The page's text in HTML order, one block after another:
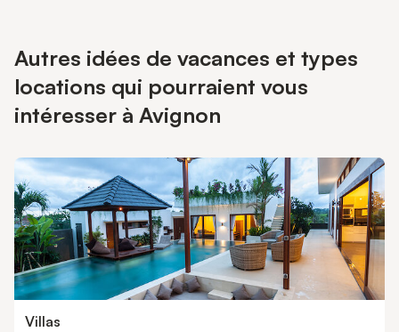
Autres idées de vacances et types
locations qui pourraient vous
intéresser à Avignon
Villas